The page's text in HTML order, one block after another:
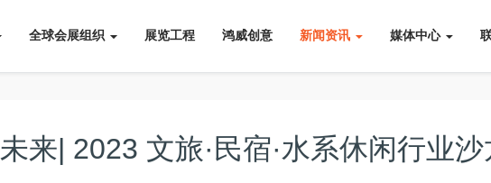
全球会展组织 展览工程 鸿威创意 新闻资讯 媒体中心
来| 2023 文旅·民宿·水系休闲行业沙